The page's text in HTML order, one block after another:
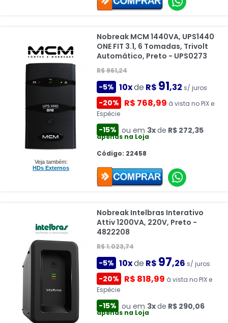
Veja também:
HDs Externos
Nobreak MCM 1440VA, UPS1440
ONE FIT 3.1, 6 Tomadas, Trivolt
Automático, Preto - UPS0273
R$ 961,24
-5% 10xde R$ 91,32 s/ juros
-20% R$ 768,99 à vista no PIX e
Espécie
-15% ou em 3xde R$ 272,35
apenas na Loja
Código: 22458
Nobreak Intelbras Interativo
Attiv 1200VA, 220V, Preto -
4822208
R$ 1.023,74
-5% 10xde R$ 97,26 s/ juros
-20% R$ 818,99 à vista no PIX e
Espécie
-15% ou em 3xde R$ 290,06
apenas na Loja